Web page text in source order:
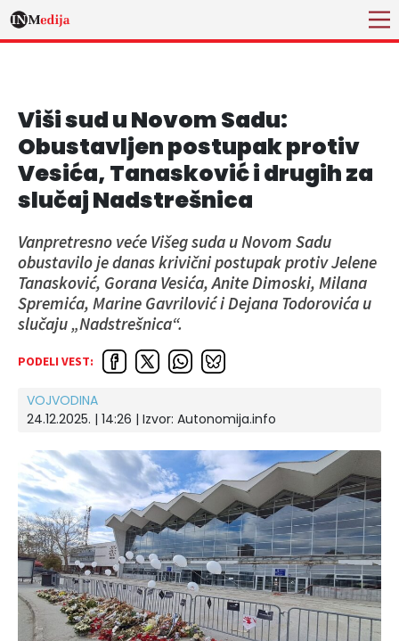
Viši sud u Novom Sadu:
Obustavljen postupak protiv
Vesića, Tanasković i drugih za
slučaj Nadstrešnica
Vanpretresno veće Višeg suda u Novom Sadu
obustavilo je danas krivični postupak protiv Jelene
Tanasković, Gorana Vesića, Anite Dimoski, Milana
Spremića, Marine Gavrilović i Dejana Todorovića u
slučaju „Nadstrešnica“.
PODELI VEST:
VOJVODINA
24.12.2025. | 14:26 | Izvor: Autonomija.info